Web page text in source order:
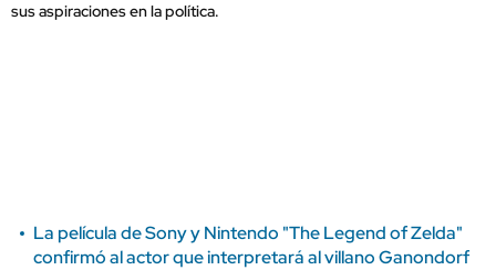
sus aspiraciones en la política.
La película de Sony y Nintendo "The Legend of Zelda"
confirmó al actor que interpretará al villano Ganondorf